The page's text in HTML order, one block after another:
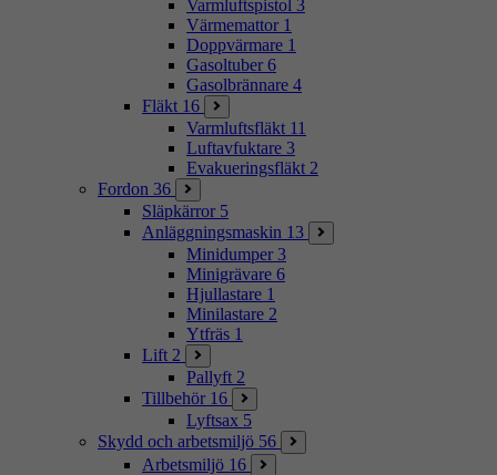
Varmluftspistol 3
Värmemattor 1
Doppvärmare 1
Gasoltuber 6
Gasolbrännare 4
Fläkt 16
Varmluftsfläkt 11
Luftavfuktare 3
Evakueringsfläkt 2
Fordon 36
Släpkärror 5
Anläggningsmaskin 13
Minidumper 3
Minigrävare 6
Hjullastare 1
Minilastare 2
Ytfräs 1
Lift 2
Pallyft 2
Tillbehör 16
Lyftsax 5
Skydd och arbetsmiljö 56
Arbetsmiljö 16